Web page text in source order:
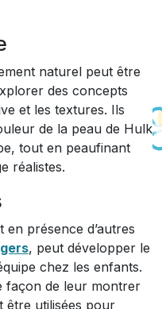
naturel peut être
des concepts
et les textures. Ils
de la peau de Hulk
tout en peaufinant
réalistes.
présence d’autres
, peut développer le
chez les enfants.
façon de leur montrer
être utilisées pour